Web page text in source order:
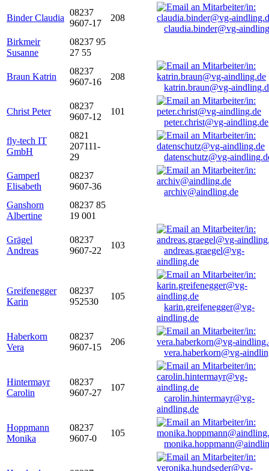
Binder Claudia
08237
9607-17
208
claudia.binder@vg-
Birkmeir
Susanne
08237 95
27 55
Braun Katrin
08237
9607-16
208
katrin.braun@vg-
Christ Peter
08237
9607-12
101
peter.christ@vg-aindling.de
fly-tech IT
GmbH
0821
207111-
29
datenschutz@vg-
Gamperl
Elisabeth
08237
9607-36
archiv@aindling.de
Ganshorn
Albertine
08237 85
19 001
Grägel
Andreas
08237
9607-22
103
andreas.graegel@vg-
aindling.de
Greifenegger
Karin
08237
952530
105
karin.greifenegger@vg-
aindling.de
Haberkorn
Vera
08237
9607-15
206
vera.haberkorn@vg-
Hintermayr
Carolin
08237
9607-27
107
carolin.hintermayr@vg-
aindling.de
Hoppmann
Monika
08237
9607-0
105